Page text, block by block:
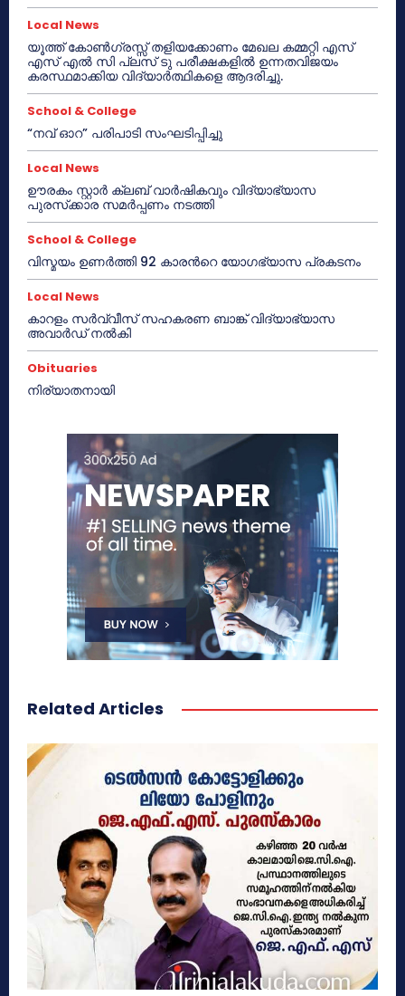
Local News
യൂത്ത് കോൺഗ്രസ്സ് തളിയക്കോണം മേഖല കമ്മറ്റി എസ്
എസ് എൽ സി പ്ലസ് ടു പരീക്ഷകളിൽ ഉന്നതവിജയം
കരസ്ഥമാക്കിയ വിദ്യാർത്ഥികളെ ആദരിച്ചു.
School & College
“നവ് ഓറ” പരിപാടി സംഘടിപ്പിച്ചു
Local News
ഊരകം സ്റ്റാർ ക്ലബ് വാർഷികവും വിദ്യാഭ്യാസ
പുരസ്‌ക്കാര സമർപ്പണം നടത്തി
School & College
വിസ്മയം ഉണർത്തി 92 കാരൻറെ യോഗഭ്യാസ പ്രകടനം
Local News
കാറളം സർവ്വീസ് സഹകരണ ബാങ്ക് വിദ്യാഭ്യാസ
അവാർഡ് നൽകി
Obituaries
നിര്യാതനായി
Related Articles